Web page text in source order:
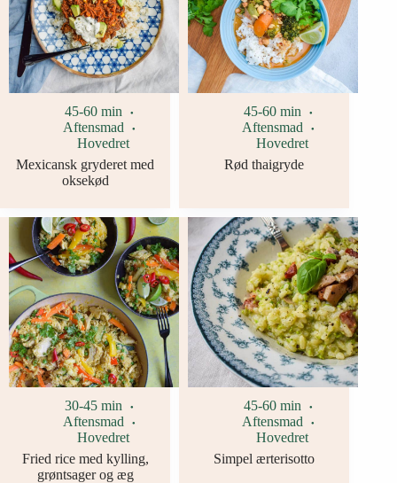
45-60 min
Aftensmad
Hovedret
Mexicansk gryderet med
oksekød
45-60 min
Aftensmad
Hovedret
Rød thaigryde
30-45 min
Aftensmad
Hovedret
Fried rice med kylling,
grøntsager og æg
45-60 min
Aftensmad
Hovedret
Simpel ærterisotto